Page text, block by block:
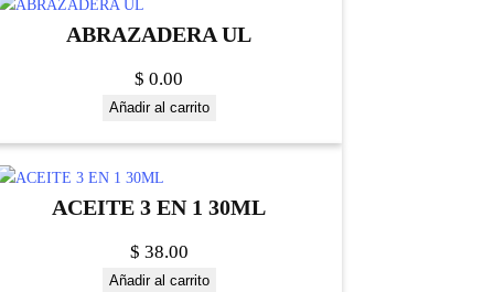
ABRAZADERA UL
$ 0.00
Añadir al carrito
ACEITE 3 EN 1 30ML
$ 38.00
Añadir al carrito